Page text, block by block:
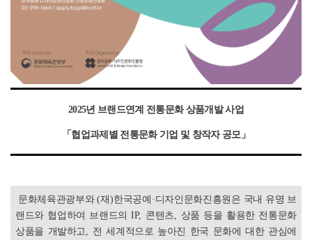
2025년 브랜드연계 전통문화 상품개발 사업
「협업과제별 전통문화 기업 및 창작자 공모 」
문화체육관광부와(재)한국공예 · 디자인문화진흥원은 국내 유명 브
랜드와 협업하여 브랜드의IP, 콘텐츠
상품 등을 활용한 전통문화
상품을 개발하고
전 세계적으로 높아진 한국 문화에 대한 관심에